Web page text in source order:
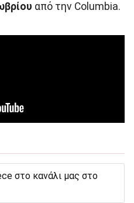
από την Columbia.
στο κανάλι μας στο